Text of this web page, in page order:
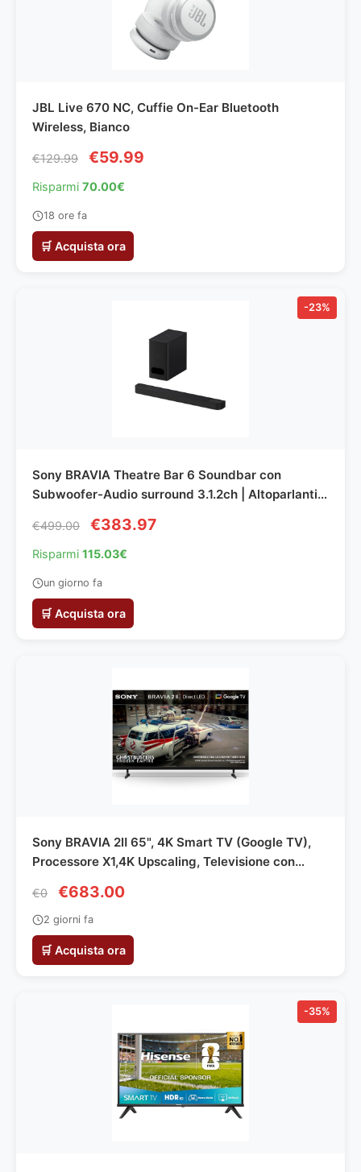
JBL Live 670 NC, Cuffie On-Ear Bluetooth
Wireless, Bianco
€129.99 €59.99
Risparmi 70.00€
18 ore fa
🛒 Acquista ora
-23%
Sony BRAVIA Theatre Bar 6 Soundbar con
Subwoofer-Audio surround 3.1.2ch | Altoparlanti
(tramite TV BRAVIA)| Bluetooth| DSEE |Facile
configurazione
€499.00 €383.97
Risparmi 115.03€
un giorno fa
🛒 Acquista ora
Sony BRAVIA 2Ⅱ 65", 4K Smart TV (Google TV),
Processore X1,4K Upscaling, Televisione con
65S20M2, Modello 2026
€0 €683.00
2 giorni fa
🛒 Acquista ora
-35%